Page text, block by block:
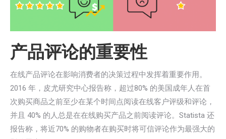
产品评论的重要性
在线产品评论在影响消费者的决策过程中发挥着重要作用。
2016 年，皮尤研究中心报告称，超过80% 的美国成年人在首
次购买商品之前至少在某个时间点阅读在线客户评级和评论，
并且 40% 的人总是在在线购买产品之前阅读评论。Statista 还
报告称，将近70% 的购物者在购买时将可信评论作为最强大的